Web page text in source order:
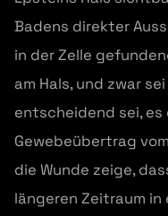
Badens direkter
in der Zelle
am Hals, und zwar
entscheidend sei,
Gewebeübertrag
die Wunde zeige,
längeren Zeitraum